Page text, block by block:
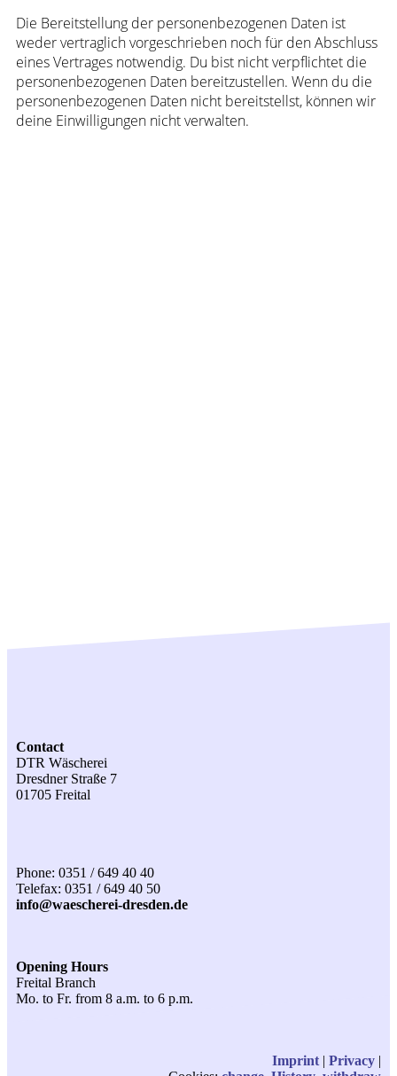
Die Bereitstellung der personenbezogenen Daten ist
weder vertraglich vorgeschrieben noch für den Abschluss
eines Vertrages notwendig. Du bist nicht verpflichtet die
personenbezogenen Daten bereitzustellen. Wenn du die
personenbezogenen Daten nicht bereitstellst, können wir
deine Einwilligungen nicht verwalten.
Contact
DTR Wäscherei
Dresdner Straße 7
01705 Freital
Phone: 0351 / 649 40 40
Telefax: 0351 / 649 40 50
info@waescherei-dresden.de
Opening Hours
Freital Branch
Mo. to Fr. from 8 a.m. to 6 p.m.
Imprint | Privacy |